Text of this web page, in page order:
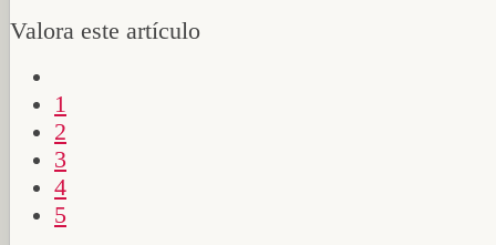
Valora este artículo
1
2
3
4
5